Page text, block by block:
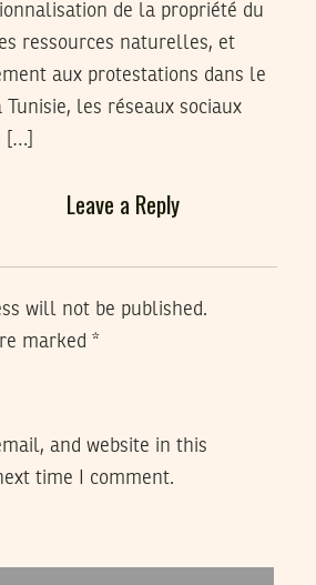
de la propriété du
ressources naturelles, et
aux protestations dans le
Tunisie, les réseaux sociaux
[…]
Leave a Reply
will not be published.
marked *
and website in this
time I comment.